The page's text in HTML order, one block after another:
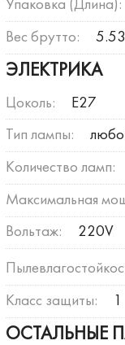
Упаковка (Длина):
Вес брутто:
ЭЛЕКТРИКА
Цоколь: E27
Тип лампы:
Количество ламп:
Максимальная
Вольтаж: 220V
Класс защиты: 1
ОСТАЛЬНЫЕ